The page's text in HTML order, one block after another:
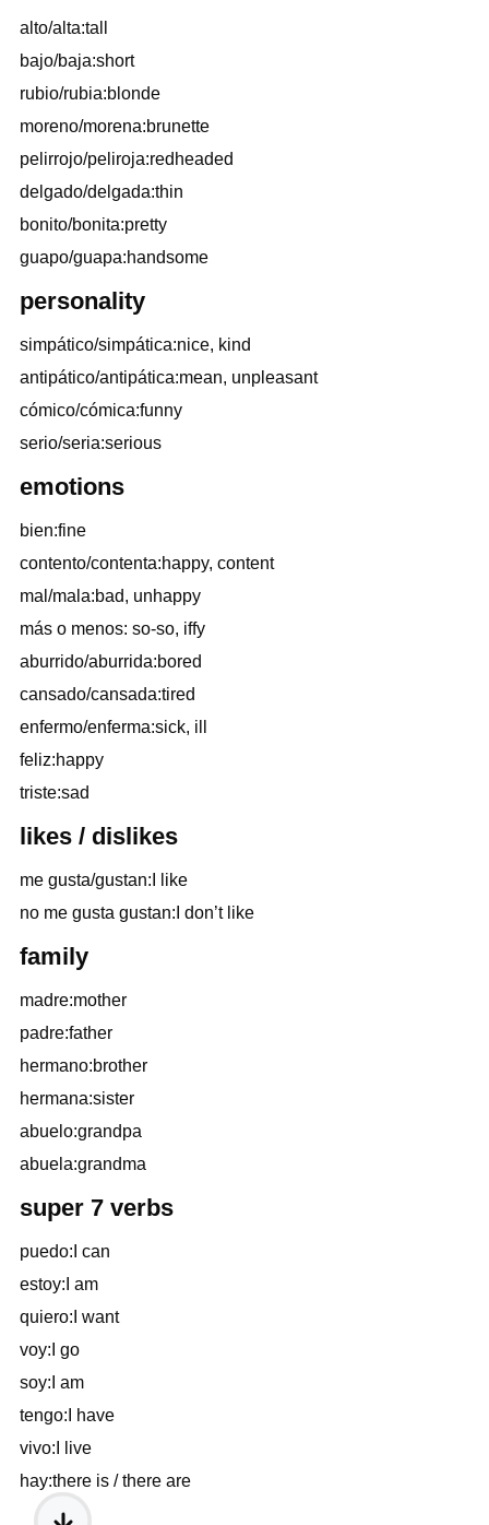
alto/alta:tall
bajo/baja:short
rubio/rubia:blonde
moreno/morena:brunette
pelirrojo/peliroja:redheaded
delgado/delgada:thin
bonito/bonita:pretty
guapo/guapa:handsome
personality
simpático/simpática:nice, kind
antipático/antipática:mean, unpleasant
cómico/cómica:funny
serio/seria:serious
emotions
bien:fine
contento/contenta:happy, content
mal/mala:bad, unhappy
más o menos: so-so, iffy
aburrido/aburrida:bored
cansado/cansada:tired
enfermo/enferma:sick, ill
feliz:happy
triste:sad
likes / dislikes
me gusta/gustan:I like
no me gusta gustan:I don’t like
family
madre:mother
padre:father
hermano:brother
hermana:sister
abuelo:grandpa
abuela:grandma
super 7 verbs
puedo:I can
estoy:I am
quiero:I want
voy:I go
soy:I am
tengo:I have
vivo:I live
hay:there is / there are